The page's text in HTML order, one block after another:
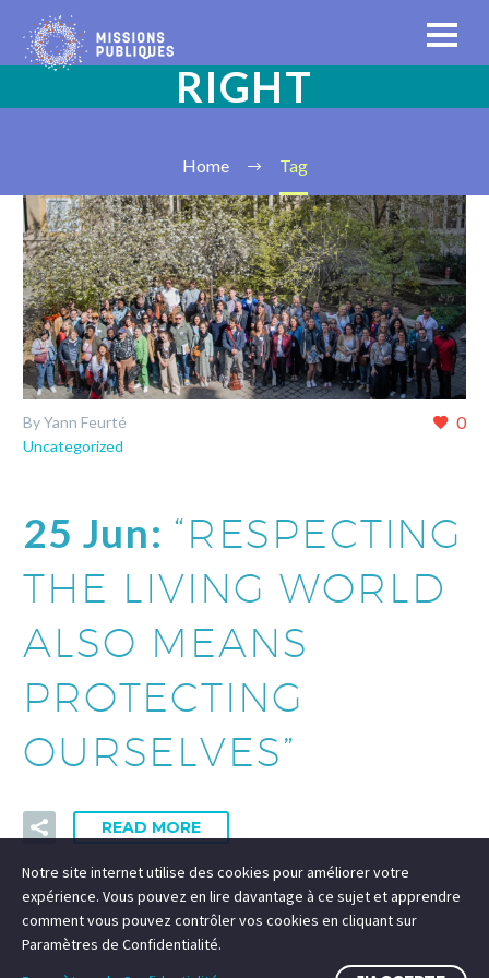
RIGHT
Home Tag
0
By Yann Feurté
Uncategorized
25 Jun: “RESPECTING
THE LIVING WORLD
ALSO MEANS
PROTECTING
OURSELVES”
READ MORE
Notre site internet utilise des cookies pour améliorer votre
expérience. Vous pouvez en lire davantage à ce sujet et apprendre
comment vous pouvez contrôler vos cookies en cliquant sur
Paramètres de Confidentialité.